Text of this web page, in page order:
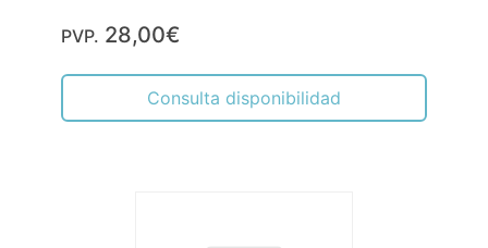
PVP. 28,00€
Consulta disponibilidad